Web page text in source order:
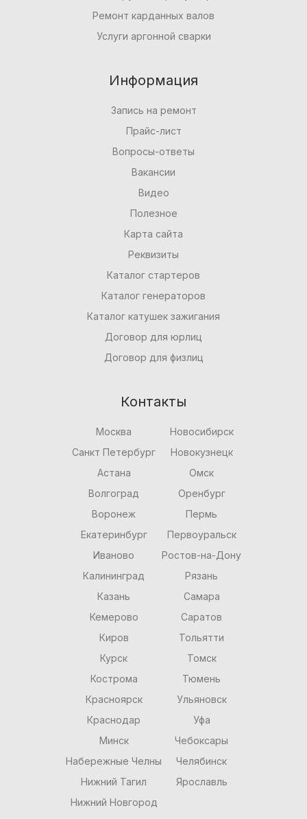
Ремонт карданных валов
Услуги аргонной сварки
Информация
Запись на ремонт
Прайс-лист
Вопросы-ответы
Вакансии
Видео
Полезное
Карта сайта
Реквизиты
Каталог стартеров
Каталог генераторов
Каталог катушек зажигания
Договор для юрлиц
Договор для физлиц
Контакты
Москва
Санкт Петербург
Астана
Волгоград
Воронеж
Екатеринбург
Иваново
Калининград
Казань
Кемерово
Киров
Курск
Кострома
Красноярск
Краснодар
Минск
Набережные Челны
Нижний Тагил
Нижний Новгород
Новосибирск
Новокузнецк
Омск
Оренбург
Пермь
Первоуральск
Ростов-на-Дону
Рязань
Самара
Саратов
Тольятти
Томск
Тюмень
Ульяновск
Уфа
Чебоксары
Челябинск
Ярославль